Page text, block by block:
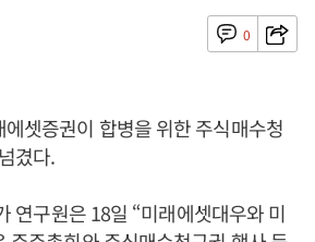
0
셋증권이 합병을 위한 주식매수청
겼다.
연구원은 18일 “미래에셋대우와 미